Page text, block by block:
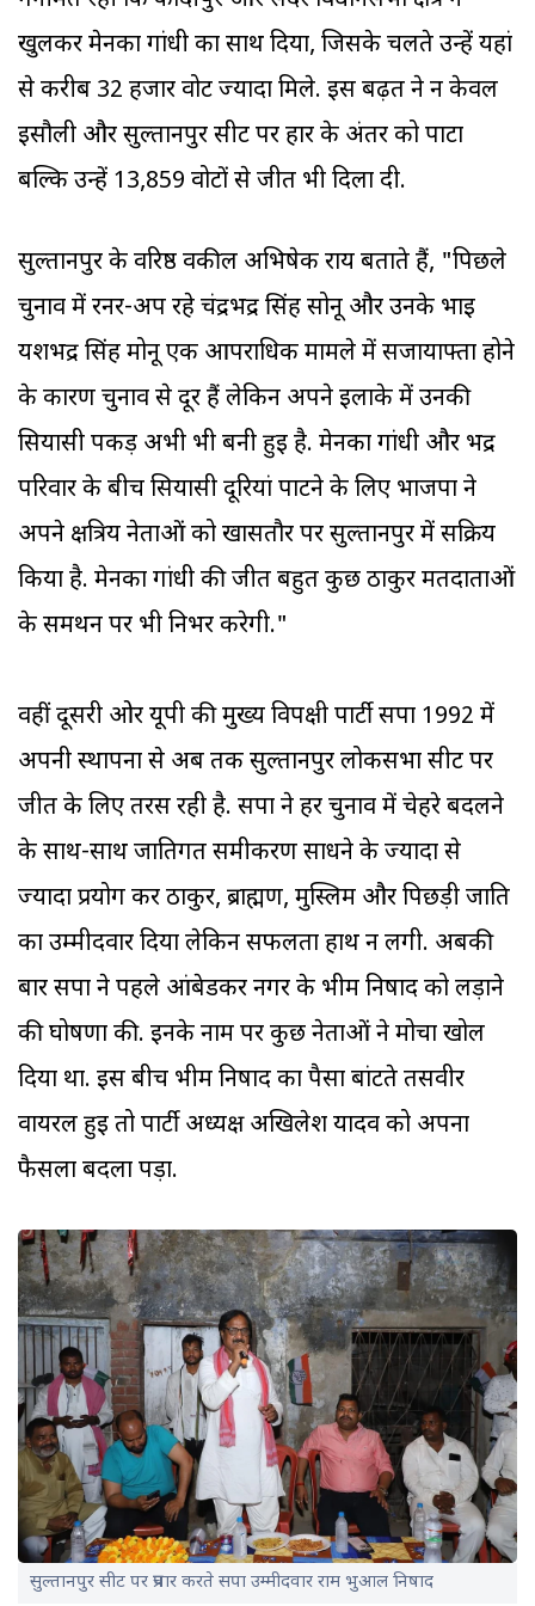
खुलकर मेनका गांधी का साथ दिया, जिसके चलते उन्हें यहां
से करीब 32 हजार वोट ज्यादा मिले. इस बढ़त ने न केवल
इसौली और सुल्तानपुर सीट पर हार के अंतर को पाटा
बल्कि उन्हें 13,859 वोटों से जीत भी दिला दी.
सुल्तानपुर के वरिष्ठ वकील अभि‍षेक राय बताते हैं, "पिछले
चुनाव में रनर-अप रहे चंद्रभद्र सिंह सोनू और उनके भाई
यशभद्र सिंह मोनू एक आपराधिक मामले में सजायाफ्ता होने
के कारण चुनाव से दूर हैं लेकिन अपने इलाके में उनकी
सियासी पकड़ अभी भी बनी हुई है. मेनका गांधी और भद्र
परिवार के बीच सियासी दूरियां पाटने के लिए भाजपा ने
अपने क्षत्रिय नेताओं को खासतौर पर सुल्तानपुर में सक्रिय
किया है. मेनका गांधी की जीत बहुत कुछ ठाकुर मतदाताओं
के समर्थन पर भी निर्भर करेगी."
वहीं दूसरी ओर यूपी की मुख्य विपक्षी पार्टी सपा 1992 में
अपनी स्थापना से अब तक सुल्तानपुर लोकसभा सीट पर
जीत के लिए तरस रही है. सपा ने हर चुनाव में चेहरे बदलने
के साथ-साथ जातिगत समीकरण साधने के ज्यादा से
ज्यादा प्रयोग कर ठाकुर, ब्राह्मण, मुस्लिम और पिछड़ी जाति
का उम्मीदवार दिया लेकिन सफलता हाथ न लगी. अबकी
बार सपा ने पहले आंबेडकर नगर के भीम निषाद को लड़ाने
की घोषणा की. इनके नाम पर कुछ नेताओं ने मोर्चा खोल
दिया था. इस बीच भीम निषाद का पैसा बांटते तसवीर
वायरल हुई तो पार्टी अध्यक्ष अखिलेश यादव को अपना
फैसला बदला पड़ा.
सुल्तानपुर सीट पर प्रचार करते सपा उम्मीदवार राम भुआल निषाद